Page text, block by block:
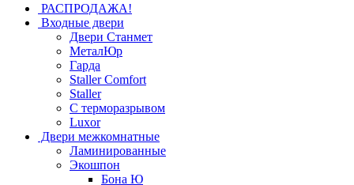
РАСПРОДАЖА!
Входные двери
Двери Станмет
МеталЮр
Гарда
Staller Comfort
Staller
С терморазрывом
Luxor
Двери межкомнатные
Ламинированные
Экошпон
Бона Ю